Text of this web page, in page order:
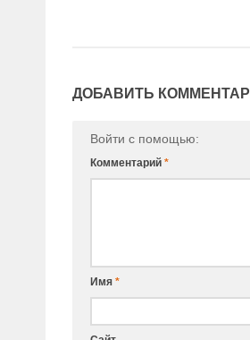
ДОБАВИТЬ
Войти с помощью:
Комментарий *
Имя *